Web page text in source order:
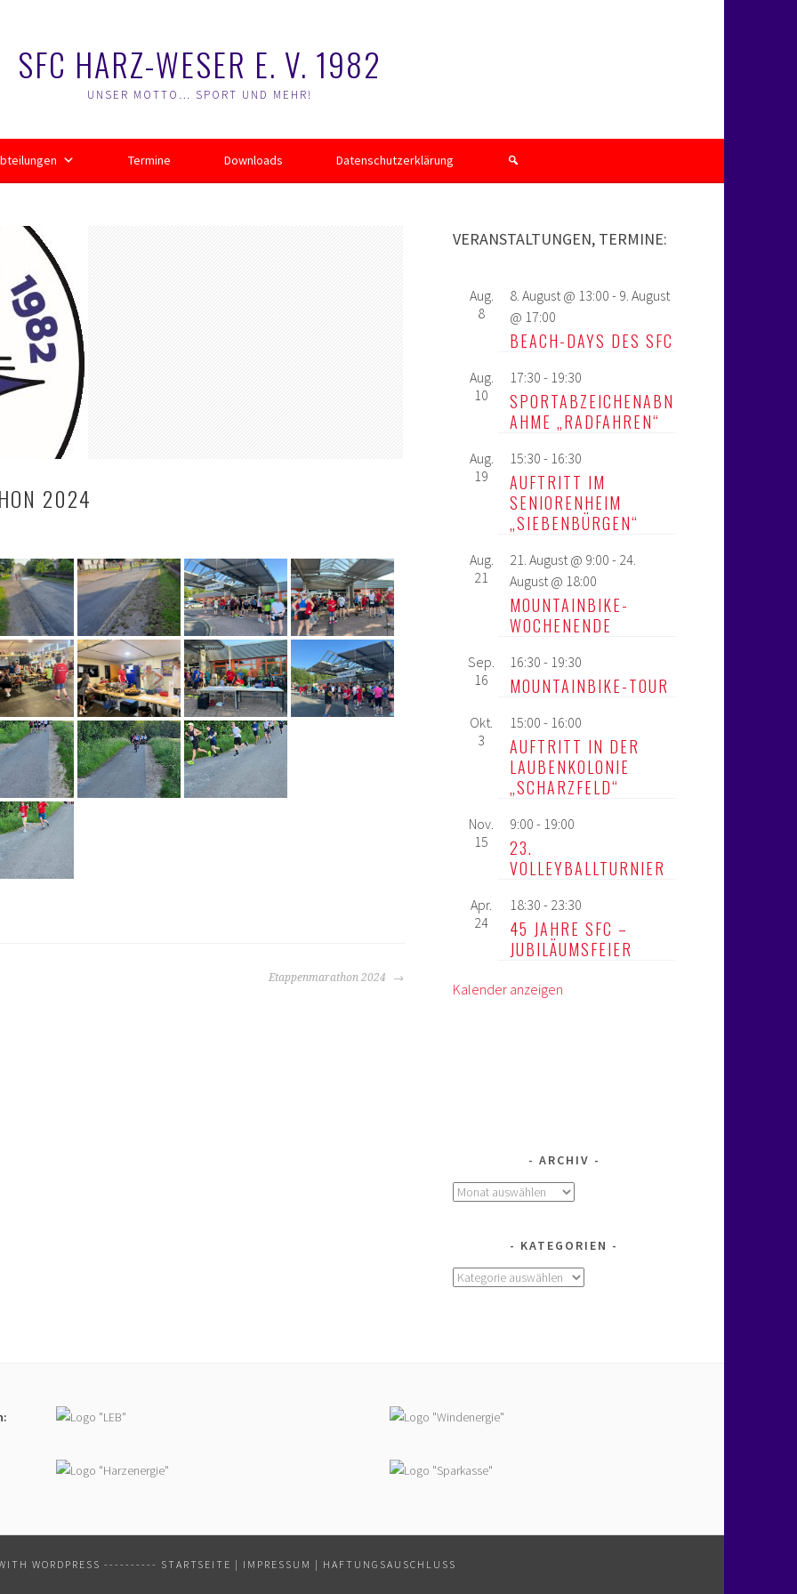
SFC HARZ-WESER E. V. 1982
UNSER MOTTO… SPORT UND MEHR!
Termine Downloads Datenschutzerklärung
2024
Etappenmarathon 2024
VERANSTALTUNGEN, TERMINE:
Aug.
8
8. August @ 13:00 - 9. August
@ 17:00
BEACH-DAYS DES SFC
Aug.
10
17:30 - 19:30
SPORTABZEICHENABN
AHME „RADFAHREN“
Aug.
19
15:30 - 16:30
AUFTRITT IM
SENIORENHEIM
„SIEBENBÜRGEN“
Aug.
21
21. August @ 9:00 - 24.
August @ 18:00
MOUNTAINBIKE-
WOCHENENDE
Sep.
16
16:30 - 19:30
MOUNTAINBIKE-TOUR
Okt.
3
15:00 - 16:00
AUFTRITT IN DER
LAUBENKOLONIE
„SCHARZFELD“
Nov.
15
9:00 - 19:00
23.
VOLLEYBALLTURNIER
Apr.
24
18:30 - 23:30
45 JAHRE SFC –
JUBILÄUMSFEIER
Kalender anzeigen
ARCHIV
Archiv
KATEGORIEN
Kategorien
WORDPRESS ---------- STARTSEITE | IMPRESSUM | HAFTUNGSAUSCHLUSS